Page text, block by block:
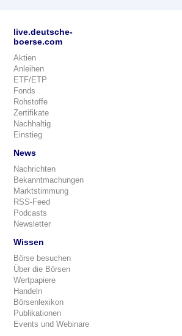
live.deutsche-
boerse.com
Aktien
Anleihen
ETF/ETP
Fonds
Rohstoffe
Zertifikate
Nachhaltig
Einstieg
News
Nachrichten
Bekanntmachungen
Marktstimmung
RSS-Feed
Podcasts
Newsletter
Wissen
Börse besuchen
Über die Börsen
Wertpapiere
Handeln
Börsenlexikon
Publikationen
Events und Webinare